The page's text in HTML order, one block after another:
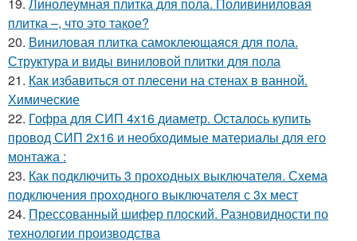
плитка –, что это такое?
20. Виниловая плитка самоклеющаяся для пола.
Структура и виды виниловой плитки для пола
21. Как избавиться от плесени на стенах в ванной.
Химические
22. Гофра для СИП 4х16 диаметр. Осталось купить
провод СИП 2х16 и необходимые материалы для его
монтажа :
23. Как подключить 3 проходных выключателя. Схема
подключения проходного выключателя с 3х мест
24. Прессованный шифер плоский. Разновидности по
технологии производства